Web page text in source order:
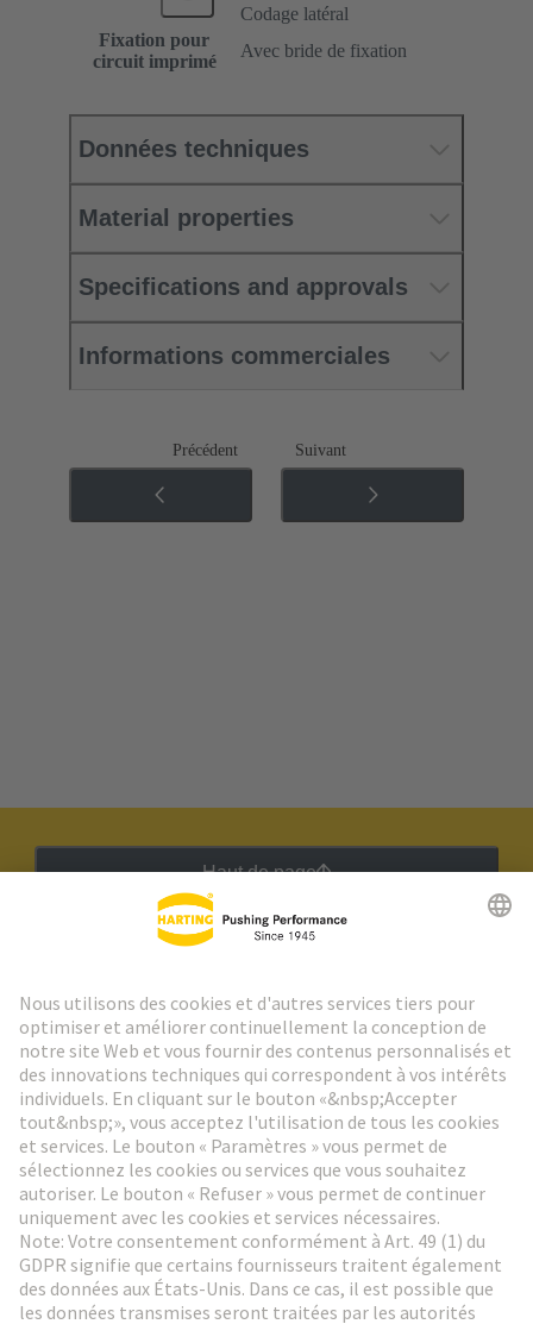
Codage latéral
Fixation pour
circuit imprimé
Avec bride de fixation
Données techniques
Material properties
Specifications and approvals
Informations commerciales
Précédent Suivant
Haut de page
Aller à l'inscription
Social Media